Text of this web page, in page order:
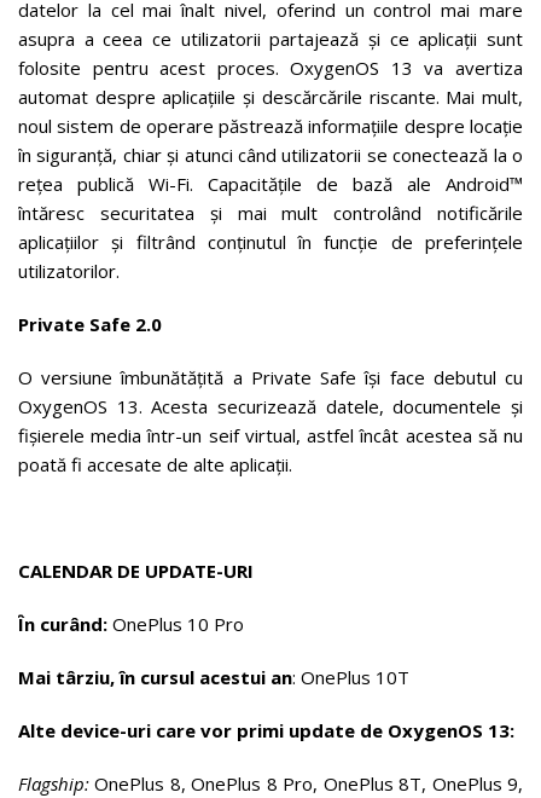
datelor la cel mai înalt nivel, oferind un control mai mare
asupra a ceea ce utilizatorii partajează și ce aplicații sunt
folosite pentru acest proces. OxygenOS 13 va avertiza
automat despre aplicațiile și descărcările riscante. Mai mult,
noul sistem de operare păstrează informațiile despre locație
în siguranță, chiar și atunci când utilizatorii se conectează la o
rețea publică Wi-Fi. Capacitățile de bază ale Android™
întăresc securitatea și mai mult controlând notificările
aplicațiilor și filtrând conținutul în funcție de preferințele
utilizatorilor.
Private Safe 2.0
O versiune îmbunătățită a Private Safe își face debutul cu
OxygenOS 13. Acesta securizează datele, documentele și
fișierele media într-un seif virtual, astfel încât acestea să nu
poată fi accesate de alte aplicații.
CALENDAR DE UPDATE-URI
În curând: OnePlus 10 Pro
Mai târziu, în cursul acestui an: OnePlus 10T
Alte device-uri care vor primi update de OxygenOS 13:
Flagship: OnePlus 8, OnePlus 8 Pro, OnePlus 8T, OnePlus 9,